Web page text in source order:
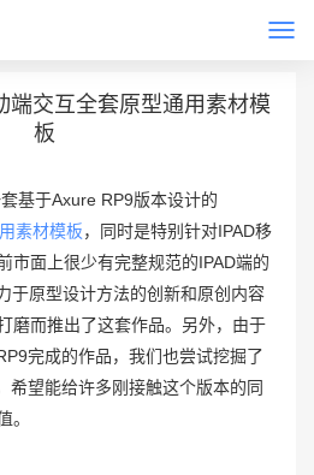
端交互全套原型通用素材模
板
基于Axure RP9版本设计的
素材模板，同时是特别针对IPAD移
市面上很少有完整规范的IPAD端的
于原型设计方法的创新和原创内容
磨而推出了这套作品。另外，由于
完成的作品，我们也尝试挖掘了
希望能给许多刚接触这个版本的同
。